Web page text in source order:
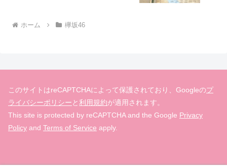
ホーム 欅坂46
このサイトはreCAPTCHAによって保護されており、Googleのプ
ライバシーポリシーと利用規約が適用されます。
This site is protected by reCAPTCHA and the Google Privacy
Policy and Terms of Service apply.